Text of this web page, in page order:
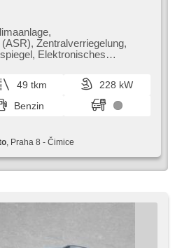
Zentralverriegelung,
Elektronisches
starten per
6x Airbag,
Sitze, beheizte Lenkrad,
El.
49 tkm
228 kW
Benzin
, Praha 8 - Čimice